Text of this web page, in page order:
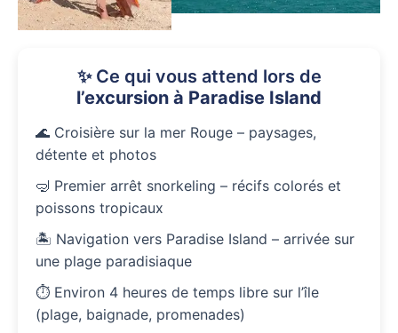
✨ Ce qui vous attend lors de
l’excursion à Paradise Island
🌊 Croisière sur la mer Rouge – paysages,
détente et photos
🤿 Premier arrêt snorkeling – récifs colorés et
poissons tropicaux
🏝️ Navigation vers Paradise Island – arrivée sur
une plage paradisiaque
⏱️ Environ 4 heures de temps libre sur l’île
(plage, baignade, promenades)